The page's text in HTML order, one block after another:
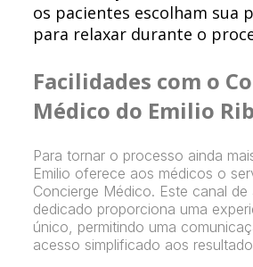
os pacientes escolham sua
para relaxar durante o
Facilidades com o
Médico do Emilio
Para tornar o processo ainda
Emilio oferece aos médicos o
Concierge Médico. Este canal de
dedicado proporciona uma
único, permitindo uma
acesso simplificado aos